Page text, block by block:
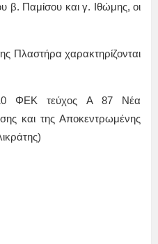
β. Παμίσου και γ. Ιθώμης, οι
Πλαστήρα χαρακτηρίζονται
ΦΕΚ τεύχος Α 87 Νέα
και της Αποκεντρωμένης